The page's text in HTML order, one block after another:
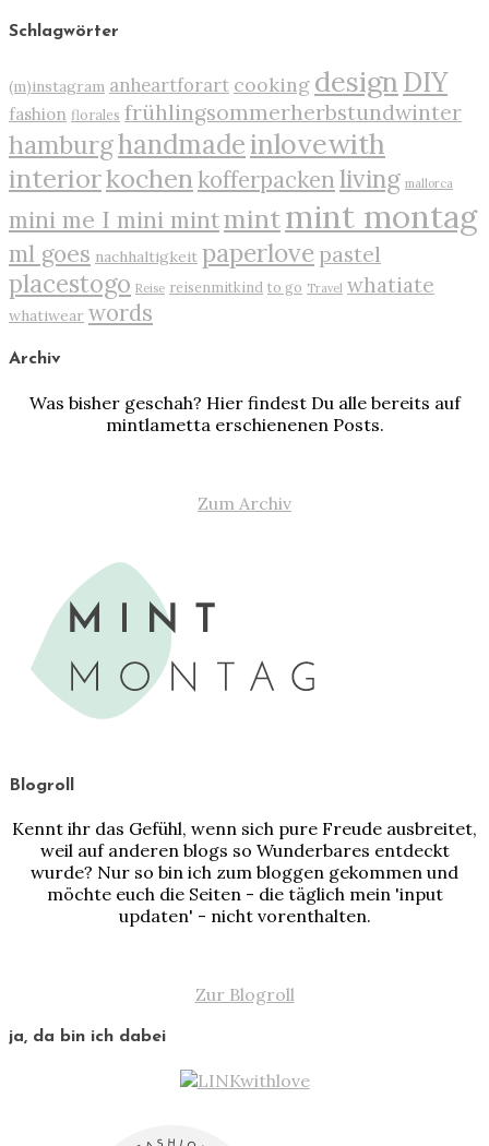
Schlagwörter
(m)instagram anheartforart cooking designDIY
fashion florales frühlingsommerherbstundwinter
hamburghandmadeinlovewith
interiorkochenkofferpackenliving mallorca
mini me I mini mintmintmint montag
ml goes nachhaltigkeit paperlove pastel
placestogo Reise reisenmitkind to go Travel whatiate
whatiwear words
Archiv
Was bisher geschah? Hier findest Du alle bereits auf
mintlametta erschienenen Posts.
Zum Archiv
Blogroll
Kennt ihr das Gefühl, wenn sich pure Freude ausbreitet,
weil auf anderen blogs so Wunderbares entdeckt
wurde? Nur so bin ich zum bloggen gekommen und
möchte euch die Seiten - die täglich mein 'input
updaten' - nicht vorenthalten.
Zur Blogroll
ja, da bin ich dabei